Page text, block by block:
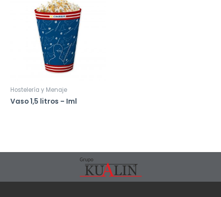
Hostelería y Menaje
Vaso 1,5 litros – Iml